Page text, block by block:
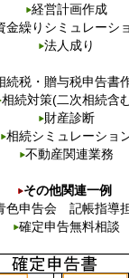
経営計画作成
金繰りシミュレーシ
法人成り
続税・贈与税申告書
相続対策(二次相続含
財産診断
相続シミュレーショ
不動産関連業務
その他関連一例
色申告会 記帳指導
確定申告無料相談